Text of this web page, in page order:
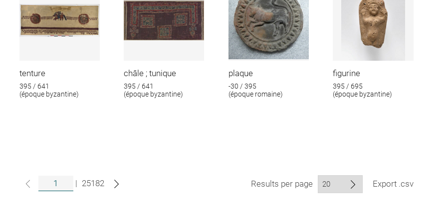
tenture
395 / 641
(époque byzantine)
châle ; tunique
395 / 641
(époque byzantine)
plaque
-30 / 395
(époque romaine)
figurine
395 / 695
(époque byzantine)
| 25182 Results per page Export .csv